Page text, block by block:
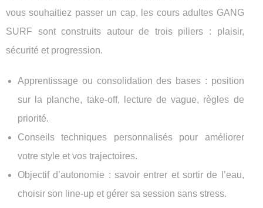
vous souhaitiez passer un cap, les cours adultes GANG
SURF sont construits autour de trois piliers : plaisir,
sécurité et progression.
Apprentissage ou consolidation des bases : position
sur la planche, take-off, lecture de vague, règles de
priorité.
Conseils techniques personnalisés pour améliorer
votre style et vos trajectoires.
Objectif d’autonomie : savoir entrer et sortir de l’eau,
choisir son line-up et gérer sa session sans stress.